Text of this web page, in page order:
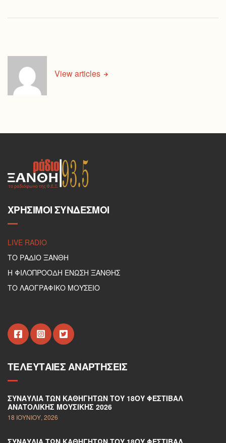
View articles
ΧΡΉΣΙΜΟΙ ΣΎΝΔΕΣΜΟΙ
LIVE RADIO
ΤΟ ΡΑΔΙΟ ΞΑΝΘΗ
Η ΦΙΛΟΠΡΟΟΔΗ ΕΝΩΣΗ ΞΑΝΘΗΣ
ΤΟ ΛΑΟΓΡΑΦΙΚΟ ΜΟΥΣΕΙΟ
ΤΕΛΕΥΤΑΊΕΣ ΑΝΑΡΤΉΣΕΙΣ
ΣΥΝΑΥΛΊΑ ΤΩΝ ΚΑΘΗΓΗΤΏΝ ΤΟΥ 18ΟΥ ΦΕΣΤΙΒΆΛ
ΑΝΑΤΟΛΙΚΉΣ ΜΟΥΣΙΚΉΣ 2026
18 ΙΟΥΝΊΟΥ, 2026